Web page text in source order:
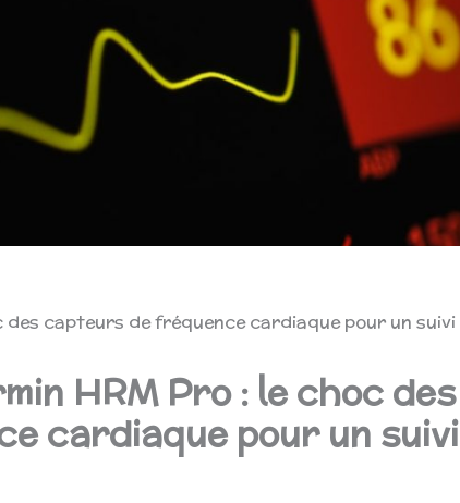
des capteurs de fréquence cardiaque pour un suivi
HRM Pro : le choc des
cardiaque pour un suivi